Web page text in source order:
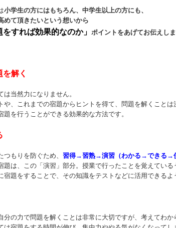
小学生の方にはもちろん、中学生以上の方にも、
めて頂きたいという想いから
をすれば効果的なのか」 ポイントをあげてお伝えしま
解く
当然力になりません。
や、これまでの宿題からヒントを得て、問題を解くことは
題を行うことができる効果的な方法です。
つもりを防ぐため、 習得→習熟→演習（わかる→できる→
題は、この「演習」部分。授業で行ったことを覚えている
宿題をすることで、その知識をテストなどに活用できるよ
の力で問題を解くことは非常に大切ですが、考えてわか